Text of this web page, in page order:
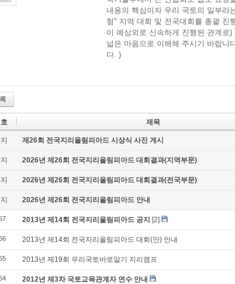
내용의 핵심이자 우리 국토의 일부라
험" 지역 대회 및 전국대회를 총괄
이 예상외로 신속하게 진행된 관계로
넓은 마음으로 이해해 주시기 바랍니
다. )
제목
제26회 전국지리올림피아드 시상식 사진 게시
2026년 제26회 전국지리올림피아드 대회결과(지역부문)
2026년 제26회 전국지리올림피아드 대회결과(전국부문)
2026년 제26회 전국지리올림피아드 안내
2013년 제14회 전국지리올림피아드 공지 [2]
2013년 제14회 전국지리올림피아드 대회(안) 안내
2013년 제19회 우리국토바로알기 지리캠프
2012년 제3차 국토교육관계자 연수 안내